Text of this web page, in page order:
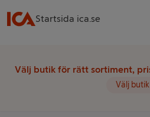
Startsida ica.se
Välj butik för rätt sortiment,
Välj butik